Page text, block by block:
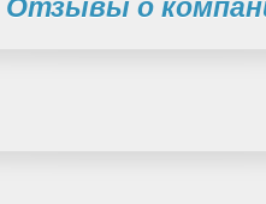
Отзывы о